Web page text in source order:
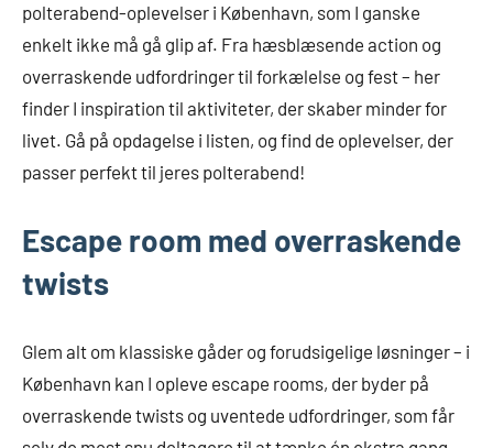
polterabend-oplevelser i København, som I ganske
enkelt ikke må gå glip af. Fra hæsblæsende action og
overraskende udfordringer til forkælelse og fest – her
finder I inspiration til aktiviteter, der skaber minder for
livet. Gå på opdagelse i listen, og find de oplevelser, der
passer perfekt til jeres polterabend!
Escape room med overraskende
twists
Glem alt om klassiske gåder og forudsigelige løsninger – i
København kan I opleve escape rooms, der byder på
overraskende twists og uventede udfordringer, som får